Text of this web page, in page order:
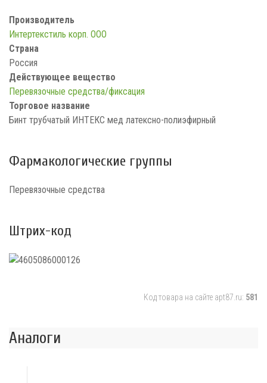
Производитель
Интертекстиль корп. ООО
Страна
Россия
Действующее вещество
Перевязочные средства/фиксация
Торговое название
Бинт трубчатый ИНТЕКС мед латексно-полиэфирный
Фармакологические группы
Перевязочные средства
Штрих-код
Код товара на сайте apt87.ru: 581
Аналоги